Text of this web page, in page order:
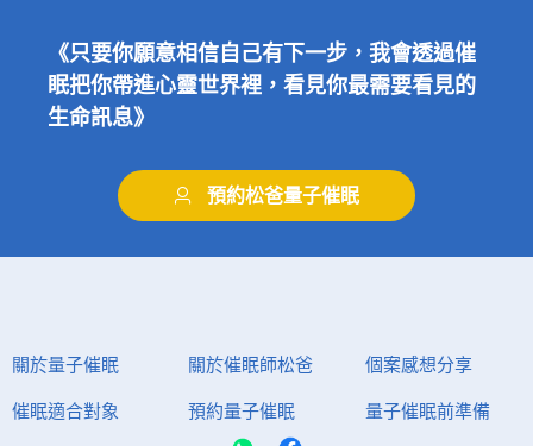
《只要你願意相信自己有下一步，我會透過催
眠把你帶進心靈世界裡，看見你最需要看見的
生命訊息》
預約松爸量子催眠
關於量子催眠 關於催眠師松爸 個案感想分享
催眠適合對象 預約量子催眠 量子催眠前準備